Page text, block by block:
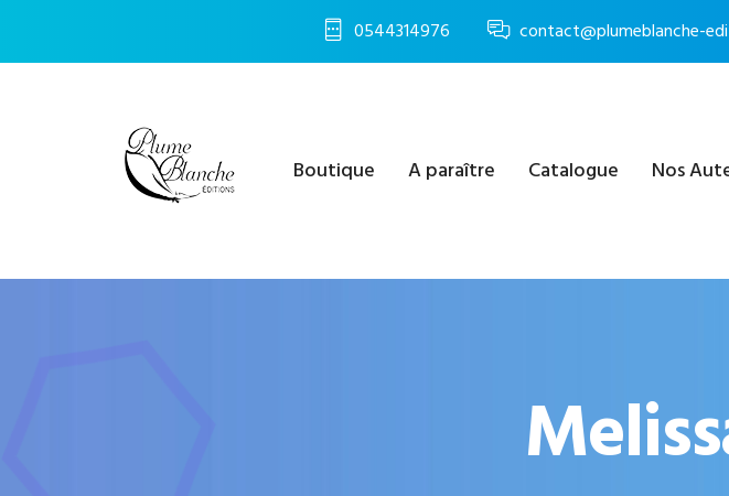
0544314976 contact@plumeblanche-
Boutique A paraître Catalogue Nos